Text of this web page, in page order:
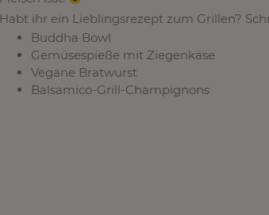
Habt ihr ein Lieblingsrezept zum Grillen?
Buddha Bowl
Gemüsespieße mit Ziegenkäse
Vegane Bratwurst
Balsamico-Grill-Champignons